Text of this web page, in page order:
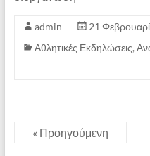
admin
21
Αθλητικές Εκδηλώσεις,
« Προηγούμενη